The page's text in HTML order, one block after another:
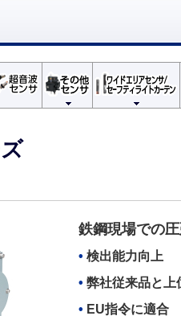
鉄鋼現場での
検出能力向上
弊社従来品と上
EU指令に適合